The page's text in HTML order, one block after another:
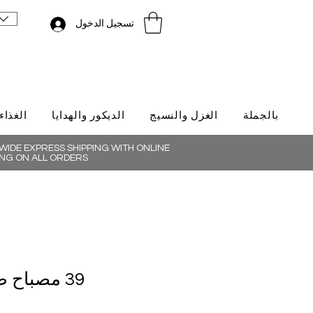
تسجيل الدخول
الديكور والهدايا الغزل والنسيج بالجملة
EXPRESS SHIPPING WITH ONLINE
ON ALL ORDERS
39 مصباح طاولة زجاجية